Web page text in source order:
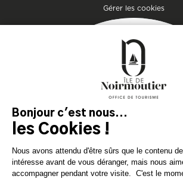
Gérer les cookies
DER INSEL
Lassen Sie sich inspirieren und
bereiten Sie Ihren Aufenthalt
auf der Insel Noirmoutier vor!
KONSULTIEREN SIE
KONSULTIEREN SIE